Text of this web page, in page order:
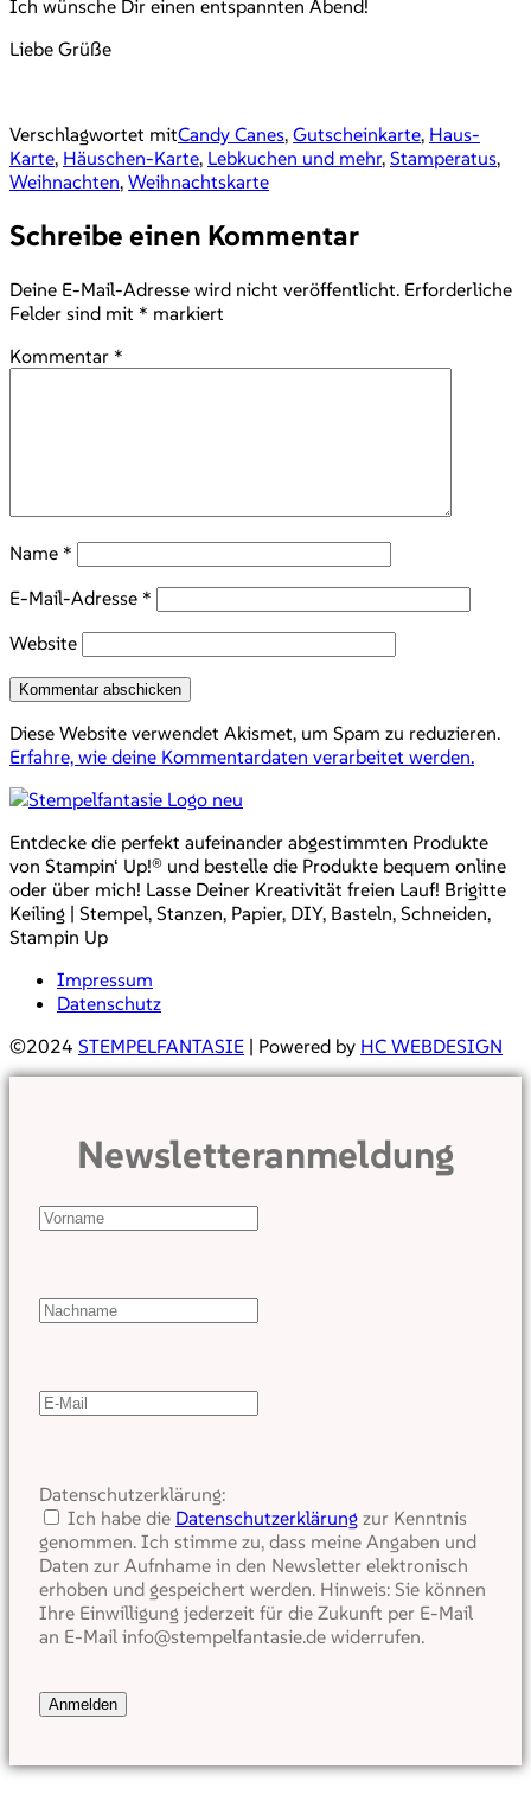
Ich wünsche Dir einen entspannten Abend!
Liebe Grüße
Verschlagwortet mitCandy Canes, Gutscheinkarte, Haus-
Karte, Häuschen-Karte, Lebkuchen und mehr, Stamperatus,
Weihnachten, Weihnachtskarte
Schreibe einen Kommentar
Deine E-Mail-Adresse wird nicht veröffentlicht. Erforderliche
Felder sind mit * markiert
Kommentar *
Name *
E-Mail-Adresse *
Website
Diese Website verwendet Akismet, um Spam zu reduzieren.
Erfahre, wie deine Kommentardaten verarbeitet werden.
Entdecke die perfekt aufeinander abgestimmten Produkte
von Stampin‘ Up!® und bestelle die Produkte bequem online
oder über mich! Lasse Deiner Kreativität freien Lauf! Brigitte
Keiling | Stempel, Stanzen, Papier, DIY, Basteln, Schneiden,
Stampin Up
Impressum
Datenschutz
©2024 STEMPELFANTASIE | Powered by HC WEBDESIGN
Newsletteranmeldung
Datenschutzerklärung:
Ich habe die Datenschutzerklärung zur Kenntnis
genommen. Ich stimme zu, dass meine Angaben und
Daten zur Aufnhame in den Newsletter elektronisch
erhoben und gespeichert werden. Hinweis: Sie können
Ihre Einwilligung jederzeit für die Zukunft per E-Mail
an E-Mail info@stempelfantasie.de widerrufen.